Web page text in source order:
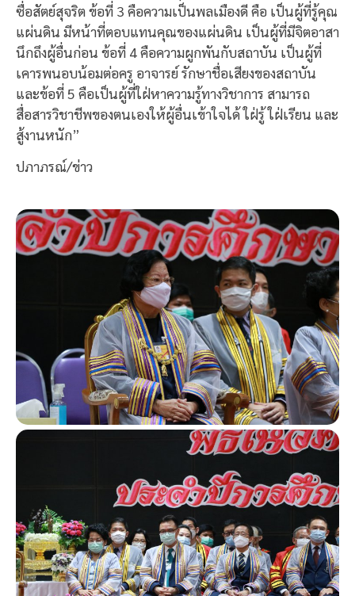
ซื่อสัตย์สุจริต ข้อที่ 3 คือความเป็นพลเมืองดี คือ เป็นผู้ที่รู้คุณ
แผ่นดิน มีหน้าที่ตอบแทนคุณของแผ่นดิน เป็นผู้ที่มีจิตอาสา
นึกถึงผู้อื่นก่อน ข้อที่ 4 คือความผูกพันกับสถาบัน เป็นผู้ที่
เคารพนอบน้อมต่อครู อาจารย์ รักษาชื่อเสียงของสถาบัน
และข้อที่ 5 คือเป็นผู้ที่ใฝ่หาความรู้ทางวิชาการ สามารถ
สื่อสารวิชาชีพของตนเองให้ผู้อื่นเข้าใจได้ ใฝ่รู้ ใฝ่เรียน และ
สู้งานหนัก”
ปภาภรณ์/ข่าว